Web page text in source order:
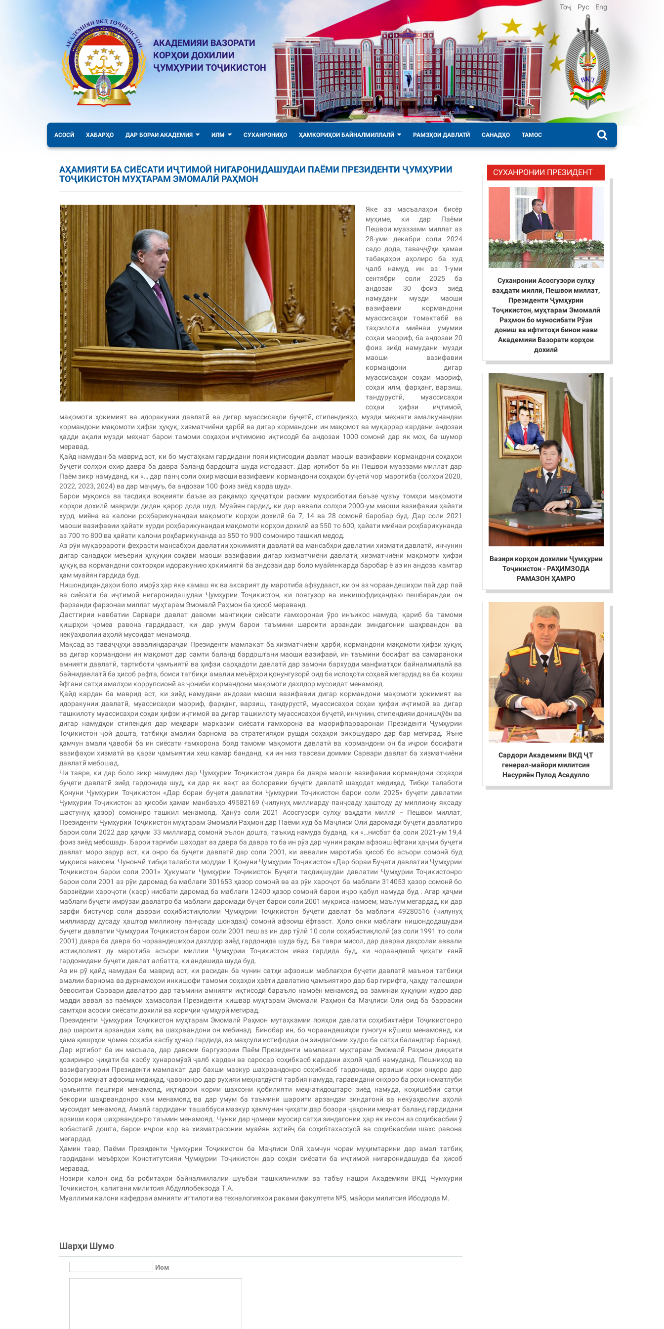
АКАДЕМИЯИ ВАЗОРАТИ
КОРҲОИ ДОХИЛИИ
ҶУМҲУРИИ ТОҶИКИСТОН
Тоҷ Рус Eng
АСОСӢ ХАБАРҲО ДАР БОРАИ АКАДЕМИЯ ИЛМ СУХАНРОНИҲО ҲАМКОРИҲОИ БАЙНАЛМИЛЛАЛӢ РАМЗҲОИ ДАВЛАТӢ САНАДҲО ТАМОС
АҲАМИЯТИ БА СИЁСАТИ ИҶТИМОӢ НИГАРОНИДАШУДАИ ПАЁМИ ПРЕЗИДЕНТИ ҶУМҲУРИИ
ТОҶИКИСТОН МУҲТАРАМ ЭМОМАЛӢ РАҲМОН
Яке аз масъалаҳои бисёр
муҳиме, ки дар Паёми
Пешвои муаззами миллат аз
28-уми декабри соли 2024
садо дода, таваҷҷӯҳи ҳамаи
табақаҳои аҳолиро ба худ
ҷалб намуд, ин аз 1-уми
сентябри соли 2025 ба
андозаи 30 фоиз зиёд
намудани музди маоши
вазифавии кормандони
муассисаҳои томактабӣ ва
таҳсилоти миёнаи умумии
соҳаи маориф, ба андозаи 20
фоиз зиёд намудани музди
маоши вазифавии
кормандони дигар
муассисаҳои соҳаи маориф,
соҳаи илм, фарҳанг, варзиш,
тандурустӣ, муассисаҳои
соҳаи ҳифзи иҷтимоӣ,
мақомоти ҳокимият ва идоракунии давлатӣ ва дигар муассисаҳои буҷетӣ, стипендияҳо, музди меҳнати амалкунандаи
кормандони мақомоти ҳифзи ҳуқуқ, хизматчиёни ҳарбӣ ва дигар кормандони ин мақомот ва муқаррар кардани андозаи
ҳадди ақали музди меҳнат барои тамоми соҳаҳои иҷтимоию иқтисодӣ ба андозаи 1000 сомонӣ дар як моҳ, ба шумор
меравад.
Қайд намудан ба маврид аст, ки бо мустаҳкам гардидани пояи иқтисодии давлат маоши вазифавии кормандони соҳаҳои
буҷетӣ солҳои охир давра ба давра баланд бардошта шуда истодааст. Дар иртибот ба ин Пешвои муаззами миллат дар
Паём зикр намуданд, ки «… дар панҷ соли охир маоши вазифавии кормандони соҳаҳои буҷетӣ чор маротиба (солҳои 2020,
2022, 2023, 2024) ва дар маҷмуъ, ба андозаи 100 фоиз зиёд карда шуд».
Барои муқоиса ва тасдиқи воқеияти баъзе аз рақамҳо ҳуҷҷатҳои расмии муҳосиботии баъзе ҷузъу томҳои мақомоти
корҳои дохилӣ мавриди дидан қарор дода шуд. Муайян гардид, ки дар аввали солҳои 2000-ум маоши вазифавии ҳайати
хурд, миёна ва калони роҳбарикунандаи мақомоти корҳои дохилӣ ба 7, 14 ва 28 сомонӣ баробар буд. Дар соли 2021
маоши вазифавии ҳайати хурди роҳбарикунандаи мақомоти корҳои дохилӣ аз 550 то 600, ҳайати миёнаи роҳбарикунанда
аз 700 то 800 ва ҳайати калони роҳбарикунанда аз 850 то 900 сомониро ташкил медод.
Аз рӯи муқаррароти феҳрасти мансабҳои давлатии ҳокимияти давлатӣ ва мансабҳои давлатии хизмати давлатӣ, инчунин
дигар санадҳои меъёрии ҳуқуқии соҳавӣ маоши вазифавии дигар хизматчиёни давлатӣ, хизматчиёни мақомоти ҳифзи
ҳуқуқ ва кормандони сохторҳои идоракунию ҳокимиятӣ ба андозаи дар боло муайянкарда баробар ё аз ин андоза камтар
ҳам муайян гардида буд.
Нишондиҳандаҳои боло имрӯз ҳар яке камаш як ва аксарият ду маротиба афзудааст, ки он аз чораандешиҳои пай дар пай
ва сиёсати ба иҷтимоӣ нигаронидашудаи Ҷумҳурии Тоҷикистон, ки поягузор ва инкишофдиҳандаю пешбарандаи он
фарзанди фарзонаи миллат муҳтарам Эмомалӣ Раҳмон ба ҳисоб мераванд.
Дастгирии навбатии Сарвари давлат давоми мантиқии сиёсати ғамхоронаи ӯро инъикос намуда, қариб ба тамоми
қишрҳои ҷомеа равона гардидааст, ки дар умум барои таъмини шароити арзандаи зиндагонии шаҳрвандон ва
некӯаҳволии аҳолӣ мусоидат менамояд.
Мақсад аз таваҷҷӯҳи аввалиндараҷаи Президенти мамлакат ба хизматчиёни ҳарбӣ, кормандони мақомоти ҳифзи ҳуқуқ
ва дигар кормандони ин мақомот дар самти баланд бардоштани маоши вазифавӣ, ин таъмини босифат ва самараноки
амнияти давлатӣ, тартиботи ҷамъиятӣ ва ҳифзи сарҳадоти давлатӣ дар замони бархурди манфиатҳои байналмилалӣ ва
байнидавлатӣ ба ҳисоб рафта, боиси татбиқи амалии меъёрҳои қонунгузорӣ оид ба ислоҳоти соҳавӣ мегардад ва ба коҳиш
ёфтани сатҳи амалҳои коррупсионӣ аз ҷониби кормандони мақомоти дахлдор мусоидат менамояд.
Қайд кардан ба маврид аст, ки зиёд намудани андозаи маоши вазифавии дигар кормандони мақомоти ҳокимият ва
идоракунии давлатӣ, муассисаҳои маориф, фарҳанг, варзиш, тандурустӣ, муассисаҳои соҳаи ҳифзи иҷтимоӣ ва дигар
ташкилоту муассисаҳои соҳаи ҳифзи иҷтимоӣ ва дигар ташкилоту муассисаҳои буҷетӣ, инчунин, стипендияи донишҷӯён ва
дигар намудҳои стипендия дар меҳвари марказии сиёсати ғамхорона ва маорифпарваронаи Президенти Ҷумҳурии
Тоҷикистон ҷой дошта, татбиқи амалии барнома ва стратегияҳои рушди соҳаҳои зикршударо дар бар мегирад. Яъне
ҳамчун амали ҷавобӣ ба ин сиёсати ғамхорона бояд тамоми мақомоти давлатӣ ва кормандони он ба иҷрои босифати
вазифаҳои хизматӣ ва қарзи ҷамъиятии хеш камар банданд, ки ин низ тавсеаи доимии Сарвари давлат ба хизматчиёни
давлатӣ мебошад.
Чи тавре, ки дар боло зикр намудем дар Ҷумҳурии Тоҷикистон давра ба давра маоши вазифавии кормандони соҳаҳои
буҷети давлатӣ зиёд гардонида шуд, ки дар як вақт аз болоравии буҷети давлатӣ шаҳодат медиҳад. Тибқи талаботи
Қонуни Ҷумҳурии Тоҷикистон «Дар бораи буҷети давлатии Ҷумҳурии Тоҷикистон барои соли 2025» буҷети давлатии
Ҷумҳурии Тоҷикистон аз ҳисоби ҳамаи манбаъҳо 49582169 (чилунуҳ миллиарду панҷсаду ҳаштоду ду миллиону яксаду
шастунуҳ ҳазор) сомониро ташкил менамояд. Ҳанӯз соли 2021 Асосгузори сулҳу ваҳдати миллӣ – Пешвои миллат,
Президенти Ҷумҳурии Тоҷикистон муҳтарам Эмомалӣ Раҳмон дар Паёми худ ба Маҷлиси Олӣ даромади буҷети давлатиро
барои соли 2022 дар ҳаҷми 33 миллиард сомонӣ эълон дошта, таъкид намуда буданд, ки «…нисбат ба соли 2021-ум 19,4
фоиз зиёд мебошад». Барои тарғиби шаҳодат аз давра ба давра то ба ин рӯз дар чунин рақам афзоиш ёфтани ҳаҷми буҷети
давлат моро зарур аст, ки онро ба буҷети давлатӣ дар соли 2001, ки аввалин маротиба ҳисоб бо асъори сомонӣ буд
муқоиса намоем. Чунончӣ тибқи талаботи моддаи 1 Қонуни Ҷумҳурии Тоҷикистон «Дар бораи Буҷети давлатии Ҷумҳурии
Тоҷикистон барои соли 2001» Ҳукумати Ҷумҳурии Тоҷикистон Буҷети тасдиқшудаи давлатии Ҷумҳурии Тоҷикистонро
барои соли 2001 аз рӯи даромад ба маблағи 301653 ҳазор сомонӣ ва аз рӯи хароҷот ба маблағи 314053 ҳазор сомонӣ бо
барзиёдии хароҷоти (каср) нисбати даромад ба маблағи 12400 ҳазор сомонӣ барои иҷро қабул намуда буд . Агар ҳаҷми
маблағи буҷети имрӯзаи давлатро ба маблағи даромади буҷет барои соли 2001 муқоиса намоем, маълум мегардад, ки дар
зарфи бистучор соли давраи соҳибистиқлолии Ҷумҳурии Тоҷикистон буҷети давлат ба маблағи 49280516 (чилунуҳ
миллиарду дусаду ҳаштод миллиону панҷсаду шонздаҳ) сомонӣ афзоиш ёфтааст. Ҳоло онки маблағи нишондодашудаи
буҷети давлатии Ҷумҳурии Тоҷикистон барои соли 2001 пеш аз ин дар тӯлӣ 10 соли соҳибистиқлолӣ (аз соли 1991 то соли
2001) давра ба давра бо чораандешиҳои дахлдор зиёд гардонида шуда буд. Ба таври мисол, дар давраи даҳсолаи аввали
истиқлолият ду маротиба асъори миллии Ҷумҳурии Тоҷикистон иваз гардида буд, ки чораандешӣ ҷиҳати ғанӣ
гардонидани буҷети давлат албатта, ки андешида шуда буд.
Аз ин рӯ қайд намудан ба маврид аст, ки расидан ба чунин сатҳи афзоиши маблағҳои буҷети давлатӣ маънои татбиқи
амалии барнома ва дурнамоҳои инкишофи тамоми соҳаҳои ҳаёти давлатию ҷамъиятиро дар бар гирифта, ҷаҳду талошҳои
бевоситаи Сарвари давлатро дар таъмини амнияти иқтисодӣ бараъло намоён менамояд ва заминаи ҳуқуқии худро дар
мадди аввал аз паёмҳои ҳамасолаи Президенти кишвар муҳтарам Эмомалӣ Раҳмон ба Маҷлиси Олӣ оид ба баррасии
самтҳои асосии сиёсати дохилӣ ва хориҷии ҷумҳурӣ мегирад.
Президенти Ҷумҳурии Тоҷикистон муҳтарам Эмомалӣ Раҳмон мутаҳкамии пояҳои давлати соҳибихтиёри Тоҷикистонро
дар шароити арзандаи халқ ва шаҳрвандони он мебинад. Бинобар ин, бо чораандешиҳои гуногун кӯшиш менамоянд, ки
ҳама қишрҳои ҷомеа соҳиби касбу ҳунар гардида, аз маҳсули истифодаи он зиндагонии худро ба сатҳи баландтар баранд.
Дар иртибот ба ин масъала, дар давоми баргузории Паём Президенти мамлакат муҳтарам Эмомалӣ Раҳмон диққати
ҳозиринро ҷиҳати ба касбу ҳунаромӯзӣ ҷалб кардан ва саросар соҳибкасб кардани аҳолӣ ҷалб намуданд. Пешниҳод ва
вазифагузории Президенти мамлакат дар бахши мазкур шаҳрвандонро соҳибкасб гардонида, арзиши кори онҳоро дар
бозори меҳнат афзоиш медиҳад, ҷавононро дар руҳияи меҳнатдӯстӣ тарбия намуда, гаравидани онҳоро ба роҳи номатлуби
ҷамъиятӣ пешгирӣ менамояд, иқтидори кории шахсони қобилияти меҳнатидоштаро зиёд намуда, коҳишёбии сатҳи
бекории шаҳрвандонро кам менамояд ва дар умум ба таъмини шароити арзандаи зиндагонӣ ва некӯаҳволии аҳолӣ
мусоидат менамояд. Амалӣ гардидани ташаббуси мазкур ҳамчунин ҷиҳати дар бозори ҷаҳонии меҳнат баланд гардидани
арзиши кори шаҳрвандонро таъмин менамояд. Чунки дар ҷомеаи муосир сатҳи зиндагонии ҳар як инсон аз соҳибкасбии ӯ
вобастагӣ дошта, барои иҷрои кор ва хизматрасонии муайян эҳтиёҷ ба соҳибтахассусӣ ва соҳибкасбии шахс равона
мегардад.
Ҳамин тавр, Паёми Президенти Ҷумҳурии Тоҷикистон ба Маҷлиси Олӣ ҳамчун чораи муҳимтарини дар амал татбиқ
гардидани меъёрҳои Конститутсияи Ҷумҳурии Тоҷикистон дар соҳаи сиёсати ба иҷтимоӣ нигаронидашуда ба ҳисоб
меравад.
Нозири калон оид ба робитаҳои байналмилалии шуъбаи ташкили-илми ва табъу нашри Академияи ВКД Чумхурии
Точикистон, капитани милитсия Абдуллобекзода Т.А.
Муаллими калони кафедраи амнияти иттилоти ва техналогияхои раками факултети №5, майори милитсия Ибодзода М.
Шарҳи Шумо
Исм
СУХАНРОНИИ ПРЕЗИДЕНТ
Суханронии Асосгузори сулҳу
ваҳдати миллӣ, Пешвои миллат,
Президенти Ҷумҳурии
Тоҷикистон, муҳтарам Эмомалӣ
Раҳмон бо муносибати Рӯзи
дониш ва ифтитоҳи бинои нави
Академияи Вазорати корҳои
дохилӣ
Вазири корҳои дохилии Ҷумҳурии
Тоҷикистон - РАҲИМЗОДА
РАМАЗОН ҲАМРО
Сардори Академияи ВКД ҶТ
генерал-майори милитсия
Насуриён Пулод Асадулло